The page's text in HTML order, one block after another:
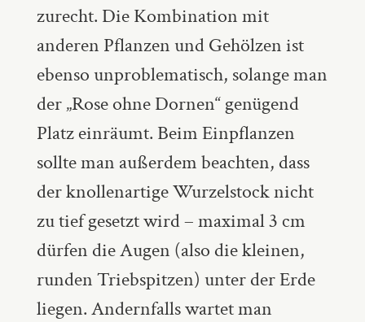
zurecht. Die Kombination mit
anderen Pflanzen und Gehölzen ist
ebenso unproblematisch, solange man
der „Rose ohne Dornen“ genügend
Platz einräumt. Beim Einpflanzen
sollte man außerdem beachten, dass
der knollenartige Wurzelstock nicht
zu tief gesetzt wird – maximal 3 cm
dürfen die Augen (also die kleinen,
runden Triebspitzen) unter der Erde
liegen. Andernfalls wartet man